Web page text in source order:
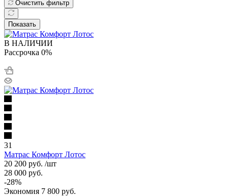
Очистить фильтр
Показать
В НАЛИЧИИ
Рассрочка 0%
31
Матрас Комфорт Лотос
20 200 руб. /шт
28 000 руб.
-28%
Экономия 7 800 руб.